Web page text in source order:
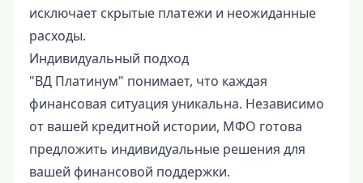
исключает скрытые платежи и неожиданные
расходы.
Индивидуальный подход
"ВД Платинум" понимает, что каждая
финансовая ситуация уникальна. Независимо
от вашей кредитной истории, МФО готова
предложить индивидуальные решения для
вашей финансовой поддержки.